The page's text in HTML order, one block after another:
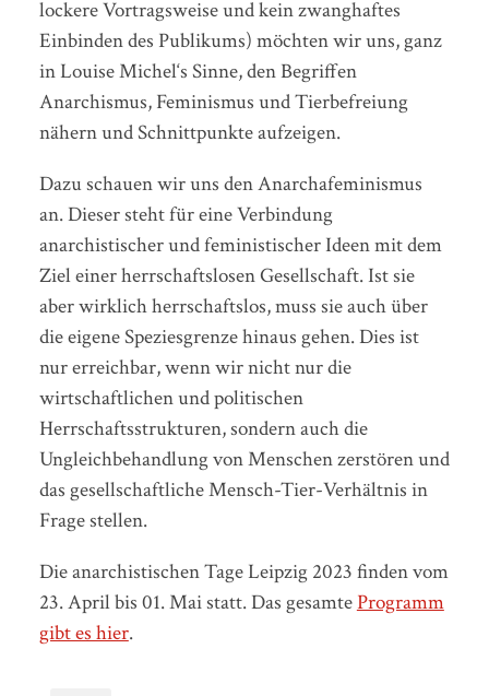
lockere Vortragsweise und kein zwanghaftes
Einbinden des Publikums) möchten wir uns, ganz
in Louise Michel‘s Sinne, den Begriffen
Anarchismus, Feminismus und Tierbefreiung
nähern und Schnittpunkte aufzeigen.
Dazu schauen wir uns den Anarchafeminismus
an. Dieser steht für eine Verbindung
anarchistischer und feministischer Ideen mit dem
Ziel einer herrschaftslosen Gesellschaft. Ist sie
aber wirklich herrschaftslos, muss sie auch über
die eigene Speziesgrenze hinaus gehen. Dies ist
nur erreichbar, wenn wir nicht nur die
wirtschaftlichen und politischen
Herrschaftsstrukturen, sondern auch die
Ungleichbehandlung von Menschen zerstören und
das gesellschaftliche Mensch-Tier-Verhältnis in
Frage stellen.
Die anarchistischen Tage Leipzig 2023 finden vom
23. April bis 01. Mai statt. Das gesamteProgramm
gibt es hier.